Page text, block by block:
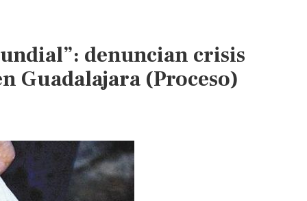
denuncian crisis
Guadalajara (Proceso)